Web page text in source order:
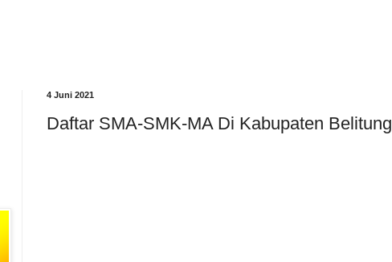
4 Juni 2021
Daftar SMA-SMK-MA Di Kabupaten Belitung